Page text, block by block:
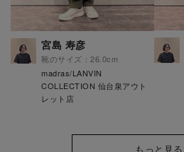
宮島 寿彦
靴のサイズ：26.0cm
madras/LANVIN
COLLECTION 仙台泉アウト
レット店
もっと見る